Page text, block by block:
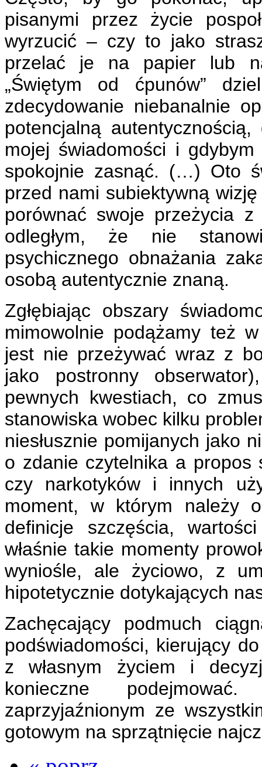
pisanymi przez życie
wyrzucić – czy to jako
przelać je na papier lub
„Świętym od ćpunów”
zdecydowanie niebanalnie
potencjalną
mojej świadomości i
spokojnie zasnąć. (…) Oto
przed nami subiektywną
porównać swoje przeżycia
odległym, że nie
psychicznego obnażania
osobą autentycznie znaną.
Zgłębiając obszary
mimowolnie podążamy też
jest nie przeżywać wraz z
jako postronny
pewnych kwestiach, co
stanowiska wobec kilku
niesłusznie pomijanych jako
o zdanie czytelnika a propos
czy narkotyków i innych
moment, w którym należy
definicje szczęścia,
właśnie takie momenty
wyniośle, ale życiowo, z
hipotetycznie dotykających
Zachęcający podmuch
podświadomości, kierujący
z własnym życiem i
konieczne
zaprzyjaźnionym ze
gotowym na sprzątnięcie